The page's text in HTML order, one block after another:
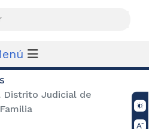
Distrito Judicial de